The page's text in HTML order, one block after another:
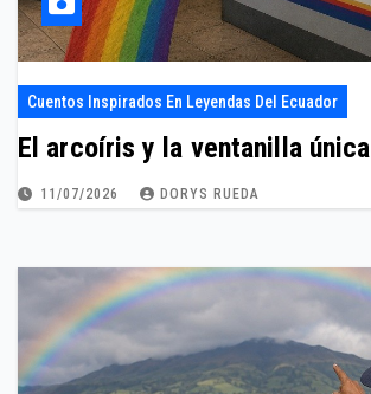
Cuentos Inspirados En Leyendas Del Ecuador
El arcoíris y la ventanilla única
11/07/2026 DORYS RUEDA